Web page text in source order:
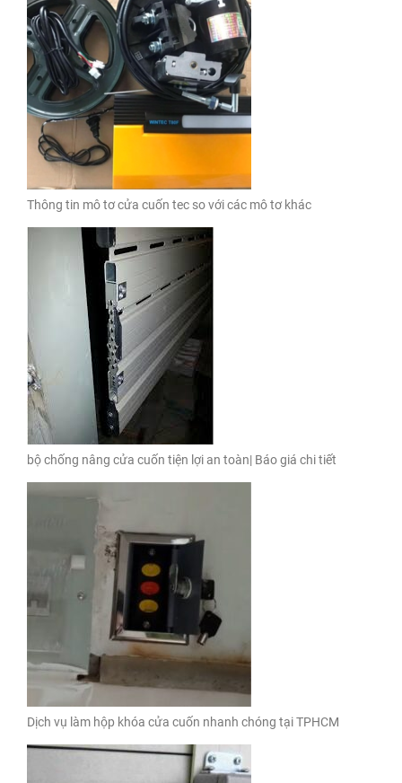
Thông tin mô tơ cửa cuốn tec so với các mô tơ khác
bộ chống nâng cửa cuốn tiện lợi an toàn| Báo giá chi tiết
Dịch vụ làm hộp khóa cửa cuốn nhanh chóng tại TPHCM